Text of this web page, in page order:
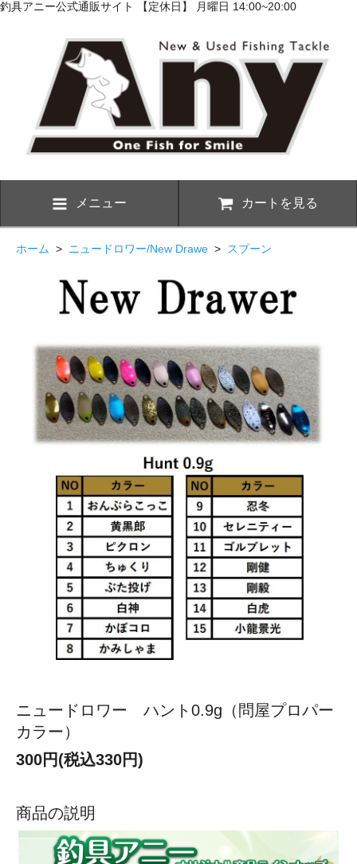
釣具アニー公式通販サイト 【定休日】 月曜日 14:00~20:00
メニュー カートを見る
ホーム > ニュードロワー/New Drawe > スプーン
ニュードロワー ハント0.9g（問屋プロパー
カラー）
300円(税込330円)
商品の説明